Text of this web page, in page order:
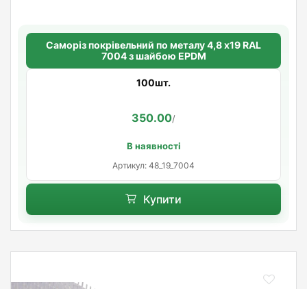
Саморіз покрівельний по металу 4,8 х19 RAL
7004 з шайбою EPDM
100шт.
350.00/
В наявності
Артикул: 48_19_7004
Купити